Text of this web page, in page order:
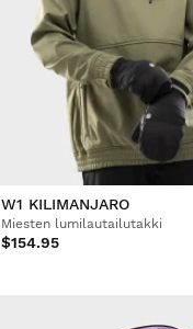
Alkaen
W1 KILIMANJARO
Miesten lumilautailutakki
$154.95